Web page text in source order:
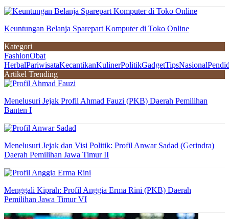
Keuntungan Belanja Sparepart Komputer di Toko Online
Kategori
FashionObat
HerbalPariwisataKecantikanKulinerPolitikGadgetTipsNasional
Artikel Trending
Menelusuri Jejak Profil Ahmad Fauzi (PKB) Daerah Pemilihan
Banten I
Menelusuri Jejak dan Visi Politik: Profil Anwar Sadad (Gerindra)
Daerah Pemilihan Jawa Timur II
Menggali Kiprah: Profil Anggia Erma Rini (PKB) Daerah
Pemilihan Jawa Timur VI